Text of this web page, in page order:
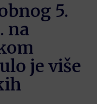
5.
na
je više